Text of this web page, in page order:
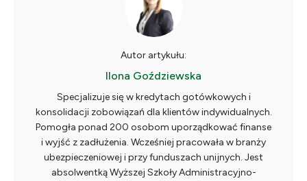
Autor artykułu:
Ilona Goździewska
Specjalizuje się w kredytach gotówkowych i
konsolidacji zobowiązań dla klientów indywidualnych.
Pomogła ponad 200 osobom uporządkować finanse
i wyjść z zadłużenia. Wcześniej pracowała w branży
ubezpieczeniowej i przy funduszach unijnych. Jest
absolwentką Wyższej Szkoły Administracyjno-